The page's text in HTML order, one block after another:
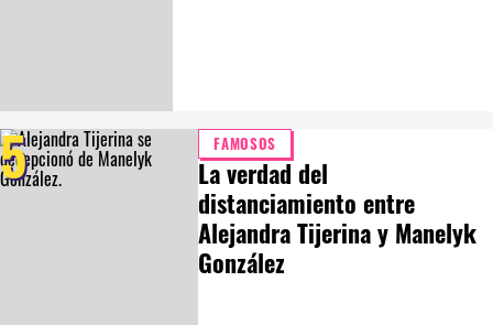
5 FAMOSOS
La verdad del
distanciamiento entre
Alejandra Tijerina y Manelyk
González